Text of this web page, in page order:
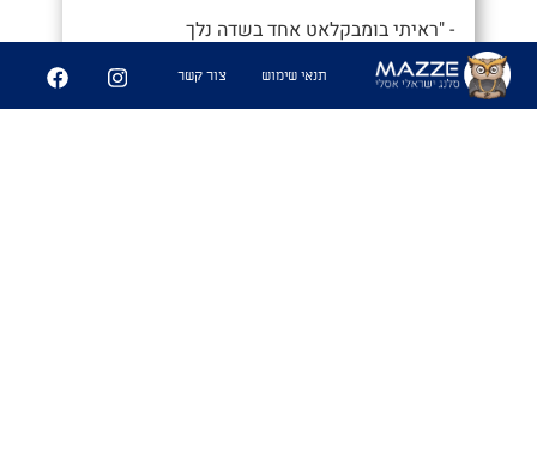
- "ראיתי בומבקלאט אחד בשדה נלך
לראות?"
תנאי שימוש צור קשר